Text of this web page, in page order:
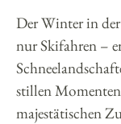
Der Winter in der
nur Skifahren –
stillen
majestätischen